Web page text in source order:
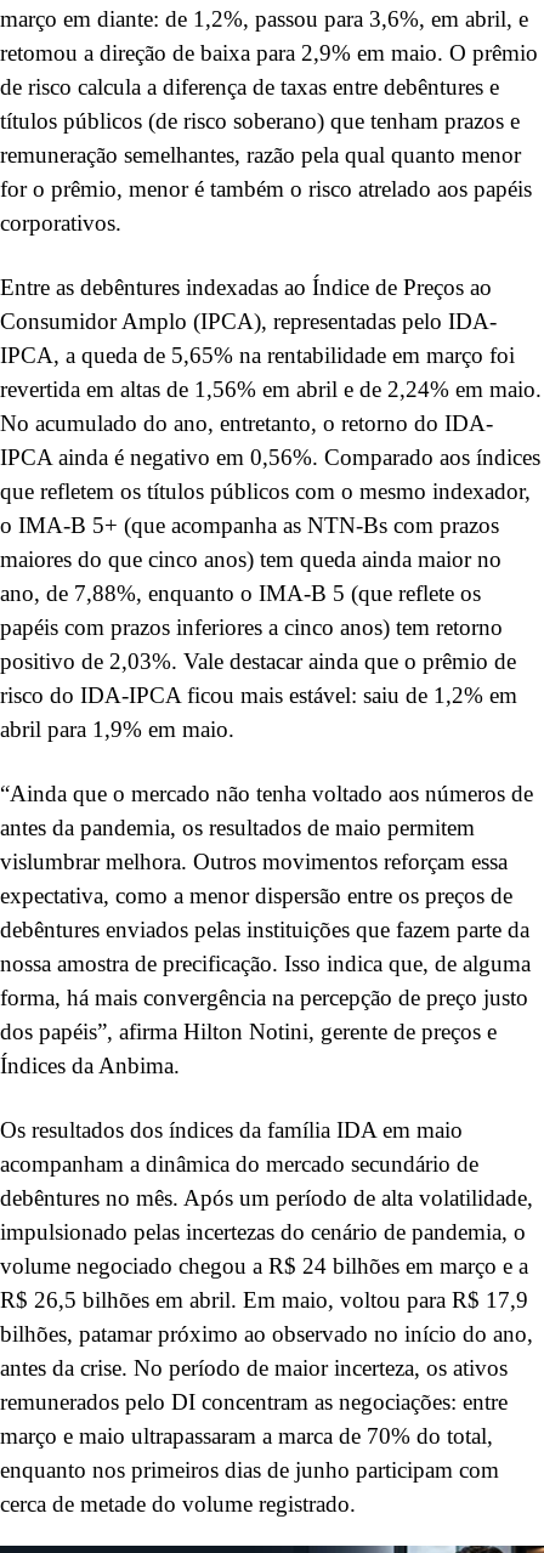
março em diante: de 1,2%, passou para 3,6%, em abril, e
retomou a direção de baixa para 2,9% em maio. O prêmio
de risco calcula a diferença de taxas entre debêntures e
títulos públicos (de risco soberano) que tenham prazos e
remuneração semelhantes, razão pela qual quanto menor
for o prêmio, menor é também o risco atrelado aos papéis
corporativos.
Entre as debêntures indexadas ao Índice de Preços ao
Consumidor Amplo (IPCA), representadas pelo IDA-
IPCA, a queda de 5,65% na rentabilidade em março foi
revertida em altas de 1,56% em abril e de 2,24% em maio.
No acumulado do ano, entretanto, o retorno do IDA-
IPCA ainda é negativo em 0,56%. Comparado aos índices
que refletem os títulos públicos com o mesmo indexador,
o IMA-B 5+ (que acompanha as NTN-Bs com prazos
maiores do que cinco anos) tem queda ainda maior no
ano, de 7,88%, enquanto o IMA-B 5 (que reflete os
papéis com prazos inferiores a cinco anos) tem retorno
positivo de 2,03%. Vale destacar ainda que o prêmio de
risco do IDA-IPCA ficou mais estável: saiu de 1,2% em
abril para 1,9% em maio.
“Ainda que o mercado não tenha voltado aos números de
antes da pandemia, os resultados de maio permitem
vislumbrar melhora. Outros movimentos reforçam essa
expectativa, como a menor dispersão entre os preços de
debêntures enviados pelas instituições que fazem parte da
nossa amostra de precificação. Isso indica que, de alguma
forma, há mais convergência na percepção de preço justo
dos papéis”, afirma Hilton Notini, gerente de preços e
Índices da Anbima.
Os resultados dos índices da família IDA em maio
acompanham a dinâmica do mercado secundário de
debêntures no mês. Após um período de alta volatilidade,
impulsionado pelas incertezas do cenário de pandemia, o
volume negociado chegou a R$ 24 bilhões em março e a
R$ 26,5 bilhões em abril. Em maio, voltou para R$ 17,9
bilhões, patamar próximo ao observado no início do ano,
antes da crise. No período de maior incerteza, os ativos
remunerados pelo DI concentram as negociações: entre
março e maio ultrapassaram a marca de 70% do total,
enquanto nos primeiros dias de junho participam com
cerca de metade do volume registrado.